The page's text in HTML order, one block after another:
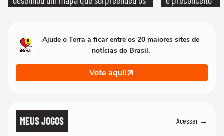
Ajude o Terra a ficar entre os 20 maiores sites de
notícias do Brasil.
Vote aqui!
MEUS JOGOS Acessar →